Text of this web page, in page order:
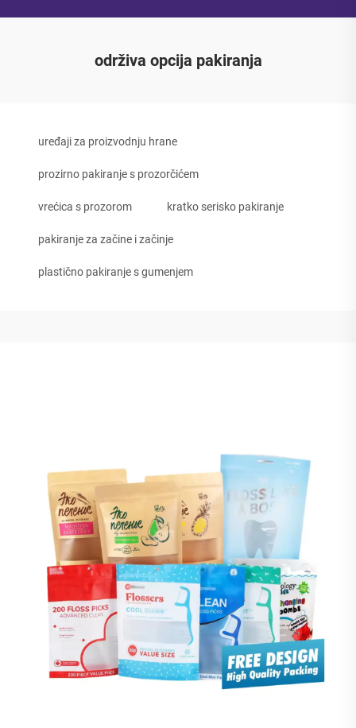
održiva opcija pakiranja
uređaji za proizvodnju hrane
prozirno pakiranje s prozorčićem
vrećica s prozorom kratko serisko pakiranje
pakiranje za začine i začinje
plastično pakiranje s gumenjem